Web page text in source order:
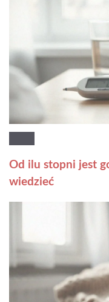
Od ilu stopni jest
wiedzieć